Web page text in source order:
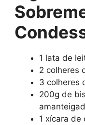
1 lata de
2 colheres
3 colheres
200g de
1 xícara de